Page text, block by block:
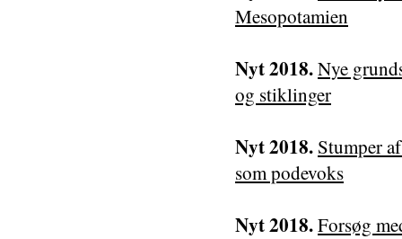
Mesopotamien
Nyt 2018.Nye
og stiklinger
Nyt 2018. Stumper
som podevoks
Nyt 2018.Forsøg